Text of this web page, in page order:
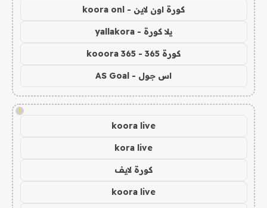
كورة اون لاين - koora onl
يلا كورة - yallakora
كورة 365 - kooora 365
اس جول - AS Goal
!
koora live
kora live
كورة لايف
koora live